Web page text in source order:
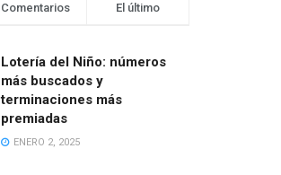
Comentarios El último
Lotería del Niño: números
más buscados y
terminaciones más
premiadas
ENERO 2, 2025